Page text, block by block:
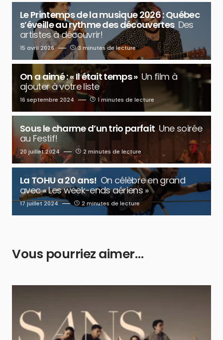
Le Printemps de la musique 2026 : Québec
s’éveille au rythme des découvertes Des
artistes à découvrir!
15 avril 2026 3 minutes de lecture
On a aimé : « Il était temps » Un film à
ajouter à votre liste
16 septembre 2024 1 minutes de lecture
Sous le charme d’un trio parfait Une soirée
au Festif!
20 juillet 2024 2 minutes de lecture
La TOHU a 20 ans! On célèbre en grand
avec « Les week-ends aériens »
17 juillet 2024 2 minutes de lecture
Vous pourriez aimer…